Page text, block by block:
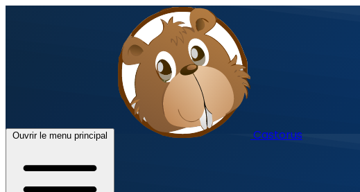
Ouvrir le menu principal Castorus